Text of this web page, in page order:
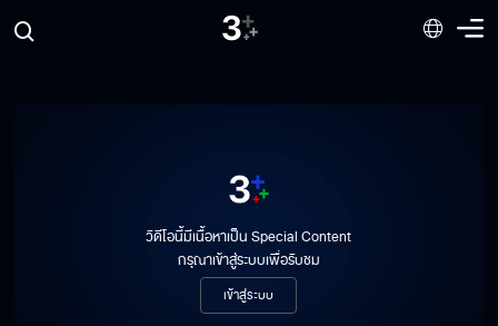
วิดีโอนี้มีเนื้อหาเป็น Special Content
กรุณาเข้าสู่ระบบเพื่อรับชม
เข้าสู่ระบบ